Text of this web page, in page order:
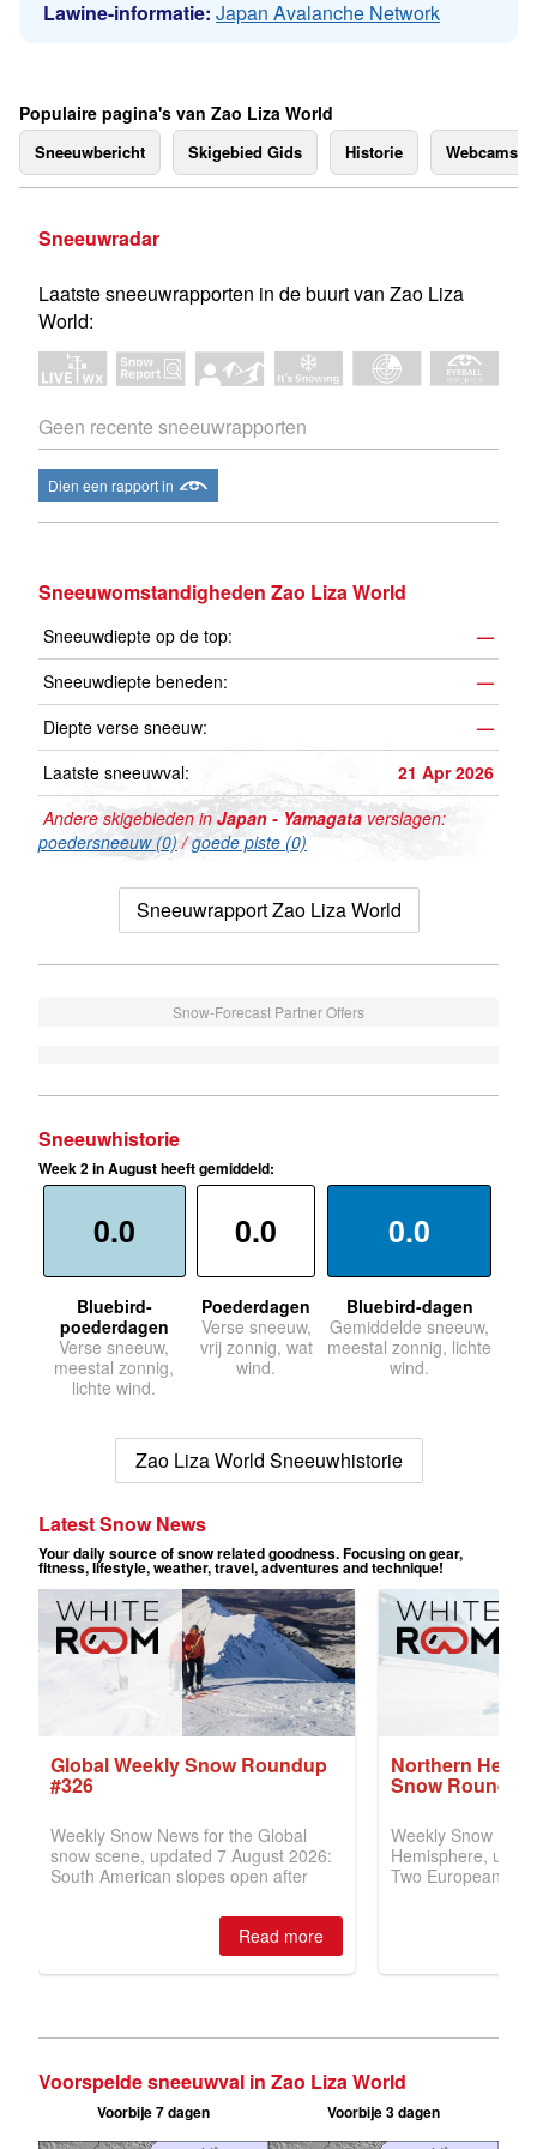
Lawine-informatie: Japan Avalanche Network
Populaire pagina's van Zao Liza World
Sneeuwbericht Skigebied Gids Historie Webcams
Sneeuwradar
Laatste sneeuwrapporten in de buurt van Zao Liza
World:
Geen recente sneeuwrapporten
Dien een rapport in
Sneeuwomstandigheden Zao Liza World
Sneeuwdiepte op de top:
—
Sneeuwdiepte beneden:
—
Diepte verse sneeuw:
—
Laatste sneeuwval:
21 Apr 2026
Andere skigebieden in Japan - Yamagata verslagen:
poedersneeuw (0)/goede piste (0)
Sneeuwrapport Zao Liza World
Snow-Forecast Partner Offers
Sneeuwhistorie
Week 2 in August heeft gemiddeld:
0.0
Bluebird-
poederdagen
Verse sneeuw,
meestal zonnig,
lichte wind.
0.0
Poederdagen
Verse sneeuw,
vrij zonnig, wat
wind.
0.0
Bluebird-dagen
Gemiddelde sneeuw,
meestal zonnig, lichte
wind.
Zao Liza World Sneeuwhistorie
Voorspelde sneeuwval in Zao Liza World
Voorbije 7 dagen Voorbije 3 dagen